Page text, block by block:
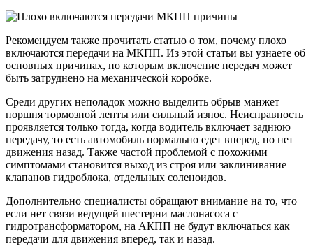
Рекомендуем также прочитать статью о том, почему плохо
включаются передачи на МКПП. Из этой статьи вы узнаете об
основных причинах, по которым включение передач может
быть затруднено на механической коробке.
Среди других неполадок можно выделить обрыв манжет
поршня тормозной ленты или сильный износ. Неисправность
проявляется только тогда, когда водитель включает заднюю
передачу, то есть автомобиль нормально едет вперед, но нет
движения назад. Также частой проблемой с похожими
симптомами становится выход из строя или заклинивание
клапанов гидроблока, отдельных соленоидов.
Дополнительно специалисты обращают внимание на то, что
если нет связи ведущей шестерни маслонасоса с
гидротрансформатором, на АКПП не будут включаться как
передачи для движения вперед, так и назад.